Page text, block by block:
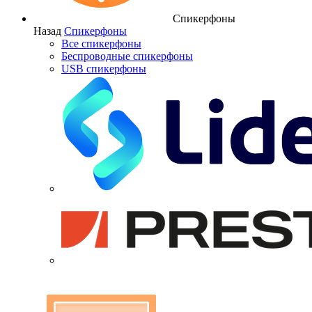
Спикерфоны
Назад Спикерфоны
Все спикерфоны
Беспроводные спикерфоны
USB спикерфоны